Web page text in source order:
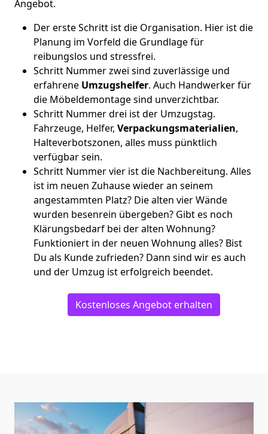
Angebot.
Der erste Schritt ist die Organisation. Hier ist die
Planung im Vorfeld die Grundlage für
reibungslos und stressfrei.
Schritt Nummer zwei sind zuverlässige und
erfahrene Umzugshelfer. Auch Handwerker für
die Möbeldemontage sind unverzichtbar.
Schritt Nummer drei ist der Umzugstag.
Fahrzeuge, Helfer, Verpackungsmaterialien,
Halteverbotszonen, alles muss pünktlich
verfügbar sein.
Schritt Nummer vier ist die Nachbereitung. Alles
ist im neuen Zuhause wieder an seinem
angestammten Platz? Die alten vier Wände
wurden besenrein übergeben? Gibt es noch
Klärungsbedarf bei der alten Wohnung?
Funktioniert in der neuen Wohnung alles? Bist
Du als Kunde zufrieden? Dann sind wir es auch
und der Umzug ist erfolgreich beendet.
Kostenloses Angebot erhalten